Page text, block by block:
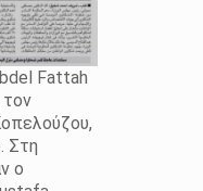
Fattah
Στη
ο